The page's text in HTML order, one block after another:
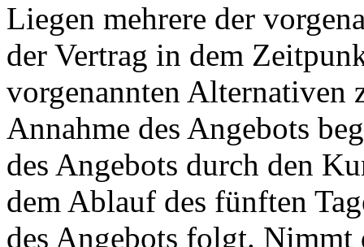
Liegen mehrere der
der Vertrag in dem
vorgenannten
Annahme des Angebots
des Angebots durch den
dem Ablauf des fünften
des Angebots folgt. Nimmt